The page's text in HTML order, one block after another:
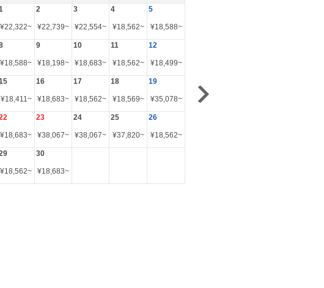
¥22,322~
2
¥22,739~
3
¥22,554~
4
¥18,562~
5
¥18,588~
¥18,588~
9
¥18,198~
10
¥18,683~
11
¥18,562~
12
¥18,499~
¥18,411~
16
¥18,683~
17
¥18,562~
18
¥18,569~
19
¥35,078~
¥18,683~
23
¥38,067~
24
¥38,067~
25
¥37,820~
26
¥18,562~
¥18,562~
30
¥18,683~